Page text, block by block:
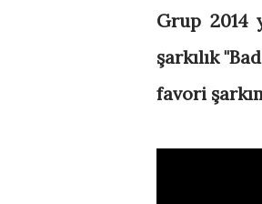
Grup 2014
şarkılık
favori